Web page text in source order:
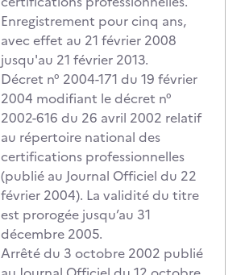
Enregistrement pour cinq ans,
avec effet au 21 février 2008
jusqu'au 21 février 2013.
Décret n° 2004-171 du 19 février
2004 modifiant le décret n°
2002-616 du 26 avril 2002 relatif
au répertoire national des
certifications professionnelles
(publié au Journal Officiel du 22
février 2004). La validité du titre
est prorogée jusqu’au 31
décembre 2005.
Arrêté du 3 octobre 2002 publié